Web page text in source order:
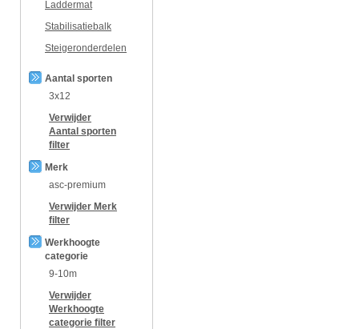
Laddermat
Stabilisatiebalk
Steigeronderdelen
Aantal sporten
3x12
Verwijder
Aantal sporten
filter
Merk
asc-premium
Verwijder Merk
filter
Werkhoogte
categorie
9-10m
Verwijder
Werkhoogte
categorie filter